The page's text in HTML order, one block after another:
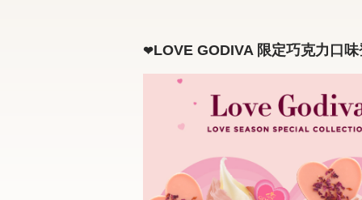
❤LOVE GODIVA 限定巧克力口